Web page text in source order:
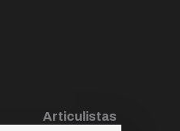
Articulistas